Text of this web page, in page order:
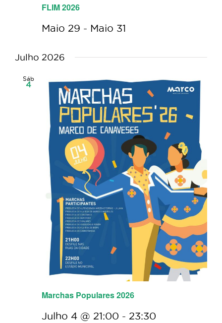
FLIM 2026
Maio 29 - Maio 31
Julho 2026
Sáb
4
Marchas Populares 2026
Julho 4 @ 21:00 - 23:30